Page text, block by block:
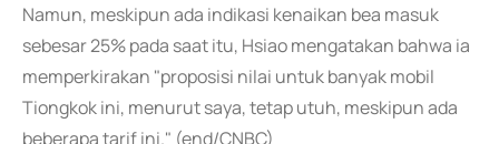
Namun, meskipun ada indikasi kenaikan bea masuk
sebesar 25% pada saat itu, Hsiao mengatakan bahwa ia
memperkirakan "proposisi nilai untuk banyak mobil
Tiongkok ini, menurut saya, tetap utuh, meskipun ada
beberapa tarif ini." (end/CNBC)